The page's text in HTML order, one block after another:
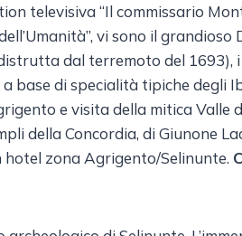
televisiva “Il commissario
vi sono il grandioso
dal terremoto del 1693),
base di specialità tipiche degli
e visita della mitica Valle
della Concordia, di Giunone
hotel zona Agrigento/Selinunte.